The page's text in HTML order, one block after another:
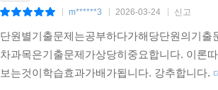
m******3 2026-03-24 신고
단원별기출문제는공부하다가해당단원의기
차과목은기출문제가상당히중요합니다. 이론
보는것이학습효과가배가됩니다. 강추합니다.